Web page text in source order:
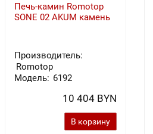
Печь-камин Romotop
SONE 02 AKUM камень
Производитель:
Romotop
Модель: 6192
10 404 BYN
В корзину